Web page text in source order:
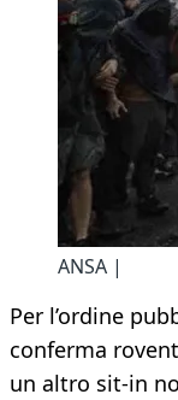
ANSA |
Per l’ordine
conferma
un altro sit-in